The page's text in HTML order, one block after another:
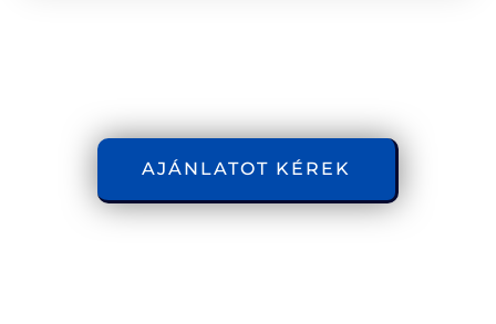
AJÁNLATOT KÉREK